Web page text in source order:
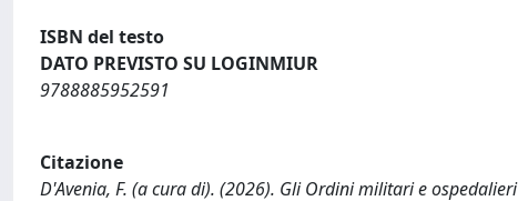
ISBN del testo
DATO PREVISTO SU LOGINMIUR
9788885952591
Citazione
D'Avenia, F. (a cura di). (2026). Gli Ordini militari e